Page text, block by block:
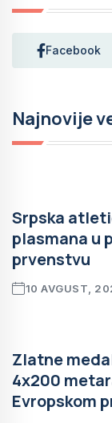
Facebook
Najnovije
Srpska
plasmana u
prvenstvu
10 AVGUST,
Zlatne
4x200
Evropskom